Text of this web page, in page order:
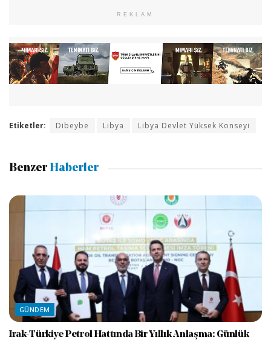
REKLAM
Etiketler: Dibeybe Libya Libya Devlet Yüksek Konseyi
Benzer Haberler
GÜNDEM
Irak-Türkiye Petrol Hattında Bir Yıllık Anlaşma: Günlük